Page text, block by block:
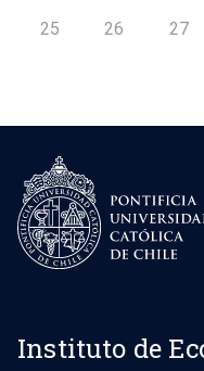
25 26 27
Instituto de